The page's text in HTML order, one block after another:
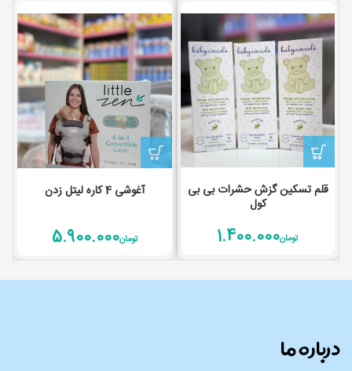
قلم تسکین گزش حشرات بی بی
کول
تومان1.400.000
آغوشی 4 کاره لیتل زدن
تومان5.900.000
درباره ما